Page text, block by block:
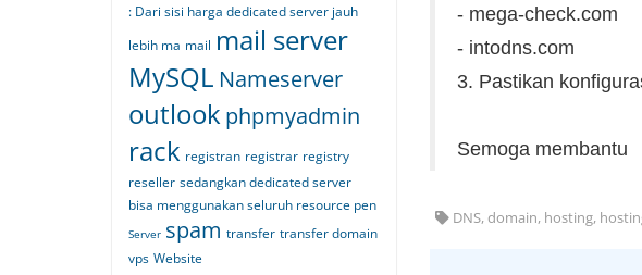
- mega-check.com
- intodns.com
3. Pastikan
Semoga membantu
DNS, domain, hosting,
: Dari sisi harga dedicated server jauh
lebih ma mail mail server
MySQL Nameserver
outlookphpmyadmin
rack registran registrar registry
reseller sedangkan dedicated server
bisa menggunakan seluruh resource pen
Server spam transfer transfer domain
vps Website